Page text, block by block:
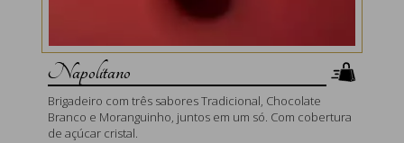
Napolitano
Brigadeiro com três sabores Tradicional, Chocolate
Branco e Moranguinho, juntos em um só. Com cobertura
de açúcar cristal.